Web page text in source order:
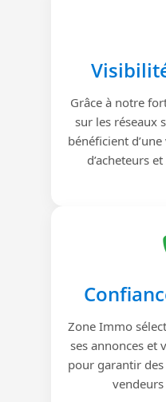
Grâce à notre
sur les réseaux
bénéficient
d’acheteurs
Zone Immo
ses annonces et
pour garantir